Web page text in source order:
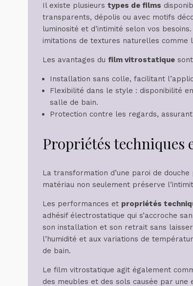
Il existe plusieurs types de films
transparents, dépolis ou avec motifs
luminosité et d’intimité selon vos
imitations de textures naturelles comme
Les avantages du film vitrostatique
Installation sans colle, facilitant
Flexibilité dans le style : disponibilité
salle de bain.
Protection contre les regards,
Propriétés techniques
La transformation d’une paroi de
matériau non seulement préserve
Les performances et propriétés
adhésif électrostatique qui s’accroche
son installation et son retrait sans
l’humidité et aux variations de
de bain.
Le film vitrostatique agit également
des meubles et des sols causée par